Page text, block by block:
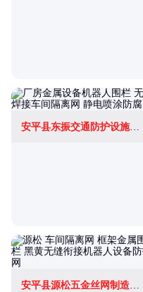
安平县东振交通防护设施有限公司
安平县源松五金丝网制造有限公司